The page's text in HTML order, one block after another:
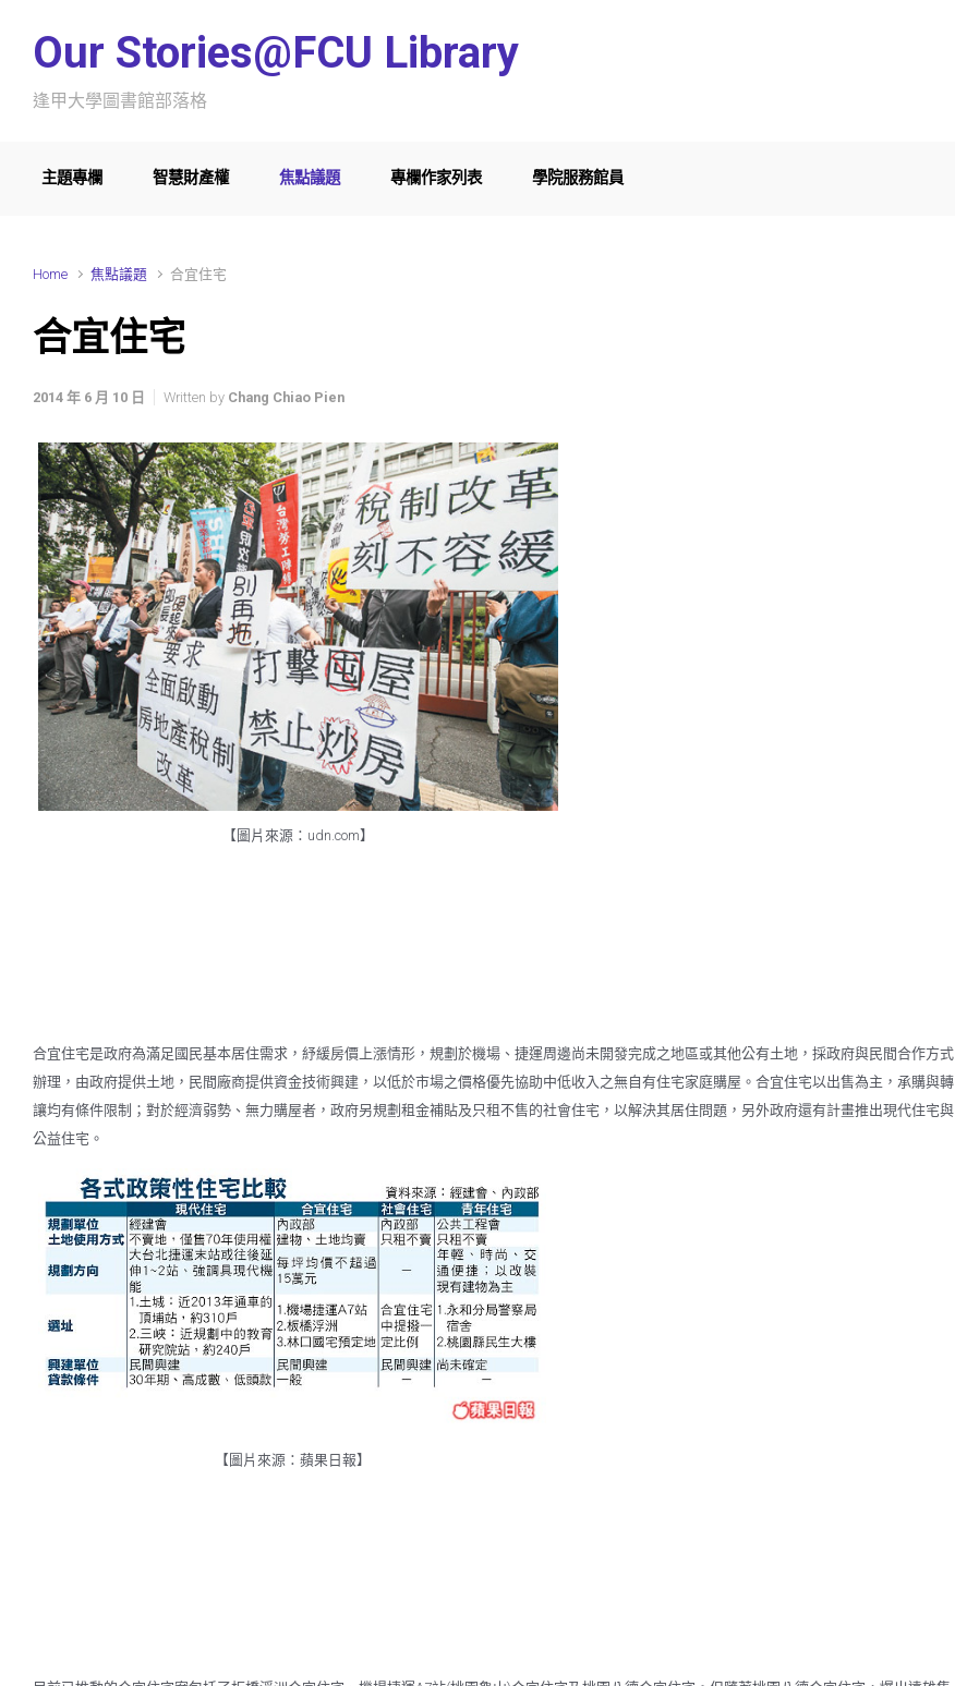
Our Stories@FCU Library
逢甲大學圖書館部落格
主題專欄 智慧財產權 焦點議題 專欄作家列表 學院服務館員
Home 焦點議題 合宜住宅
合宜住宅
2014 年 6 月 10 日 Written by Chang Chiao Pien
【圖片來源：udn.com】
合宜住宅是政府為滿足國民基本居住需求，紓緩房價上漲情形，規劃於機場、捷運周邊尚未開發完成之地區或其他公有土地，採政府與民間合作方式
辦理，由政府提供土地，民間廠商提供資金技術興建，以低於市場之價格優先協助中低收入之無自有住宅家庭購屋。合宜住宅以出售為主，承購與轉
讓均有條件限制；對於經濟弱勢、無力購屋者，政府另規劃租金補貼及只租不售的社會住宅，以解決其居住問題，另外政府還有計畫推出現代住宅與
公益住宅。
【圖片來源：蘋果日報】